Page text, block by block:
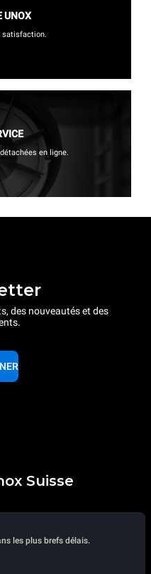
UNOX
satisfaction.
en ligne.
des nouveautés et des
Suisse
les plus brefs délais.